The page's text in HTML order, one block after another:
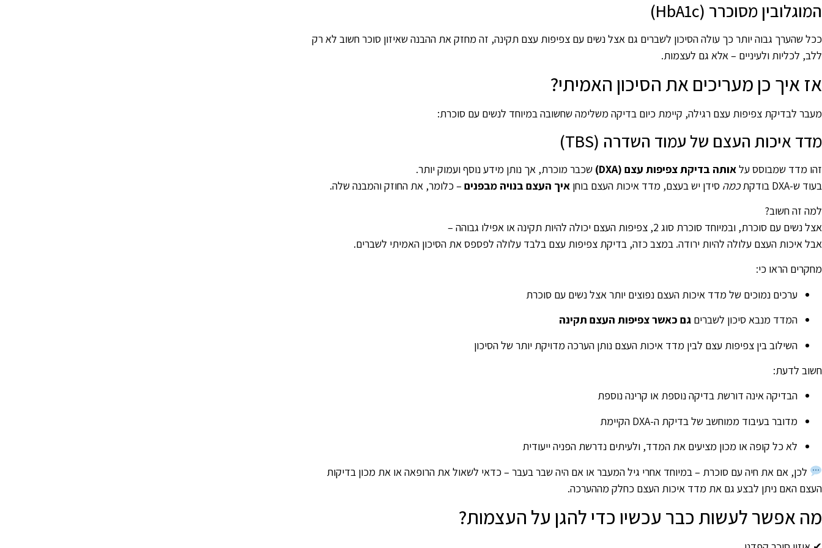
המוגלובין מסוכרר (HbA1c)
ככל שהערך גבוה יותר כך עולה הסיכון לשברים גם אצל נשים עם צפיפות עצם תקינה, זה מחזק את ההבנה שאיזון סוכר חשוב לא רק
ללב, לכליות ולעיניים – אלא גם לעצמות.
אז איך כן מעריכים את הסיכון האמיתי?
מעבר לבדיקת צפיפות עצם רגילה, קיימת כיום בדיקה משלימה שחשובה במיוחד לנשים עם סוכרת:
מדד איכות העצם של עמוד השדרה (TBS)
זהו מדד שמבוסס עלאותה בדיקת צפיפות עצם (DXA)
שכבר מוכרת, אך נותן מידע נוסף ועמוק יותר.
בעוד ש-DXA בודקת
כמה סידן יש בעצם, מדד איכות העצם בוחן איך העצם בנויה מבפנים – כלומר, את החוזק והמבנה שלה.
למה זה חשוב?
אצל נשים עם סוכרת, ובמיוחד סוכרת סוג 2, צפיפות העצם יכולה להיות תקינה או אפילו גבוהה –
אבל איכות העצם עלולה להיות ירודה. במצב כזה, בדיקת צפיפות עצם בלבד עלולה לפספס את הסיכון האמיתי לשברים.
מחקרים הראו כי:
ערכים נמוכים של מדד איכות העצם נפוצים יותר אצל נשים עם סוכרת
המדד מנבא סיכון לשברים גם כאשר צפיפות העצם תקינה
השילוב בין צפיפות עצם לבין מדד איכות העצם נותן הערכה מדויקת יותר של הסיכון
חשוב לדעת:
הבדיקה אינה דורשת בדיקה נוספת או קרינה נוספת
מדובר בעיבוד ממוחשב של בדיקת ה-DXA הקיימת
לא כל קופה או מכון מציעים את המדד, ולעיתים נדרשת הפניה ייעודית
לכן, אם את חיה עם סוכרת – במיוחד אחרי גיל המעבר או אם היה שבר בעבר – כדאי לשאול את הרופאה או את מכון בדיקות
העצם האם ניתן לבצע גם את מדד איכות העצם כחלק מההערכה.
מה אפשר לעשות כבר עכשיו כדי להגן על העצמות?